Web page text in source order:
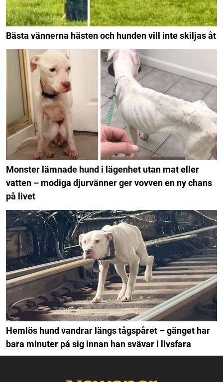
Bästa vännerna hästen och hunden vill inte skiljas åt
Monster lämnade hund i lägenhet utan mat eller
vatten – modiga djurvänner ger vovven en ny chans
på livet
Hemlös hund vandrar längs tågspåret – gänget har
bara minuter på sig innan han svävar i livsfara